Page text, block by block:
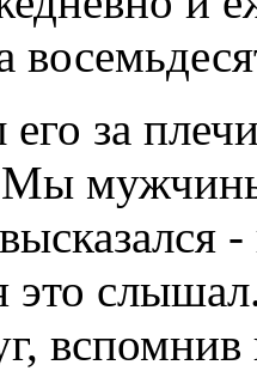
за
Мы
это
вспомнив